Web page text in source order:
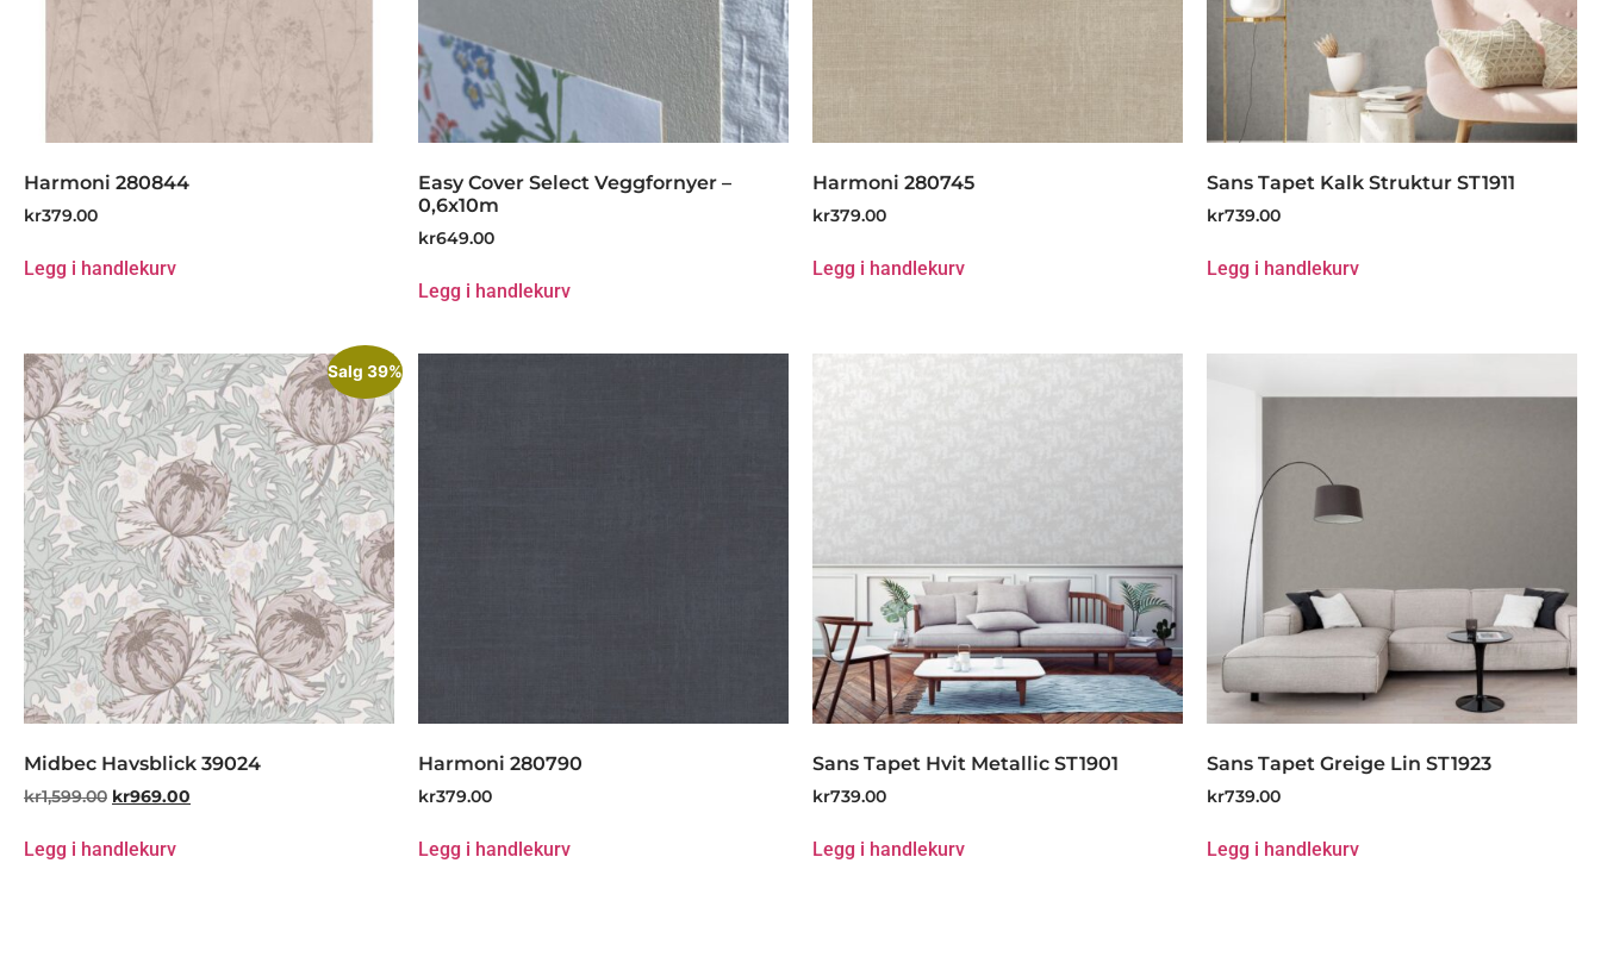
Harmoni 280844
kr379.00
Legg i handlekurv
Easy Cover Select Veggfornyer –
0,6x10m
kr649.00
Legg i handlekurv
Harmoni 280745
kr379.00
Legg i handlekurv
Sans Tapet Kalk Struktur ST1911
kr739.00
Legg i handlekurv
Salg 39%
Midbec Havsblick 39024
kr1,599.00 kr969.00
Legg i handlekurv
Harmoni 280790
kr379.00
Legg i handlekurv
Sans Tapet Hvit Metallic ST1901
kr739.00
Legg i handlekurv
Sans Tapet Greige Lin ST1923
kr739.00
Legg i handlekurv